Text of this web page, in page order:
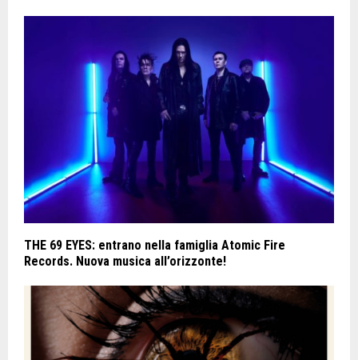
THE 69 EYES: entrano nella famiglia Atomic Fire
Records. Nuova musica all’orizzonte!